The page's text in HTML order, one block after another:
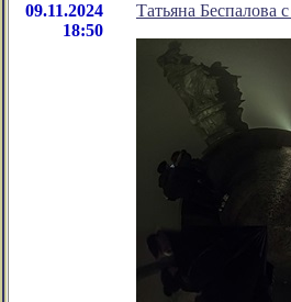
09.11.2024
18:50
Татьяна Беспалова